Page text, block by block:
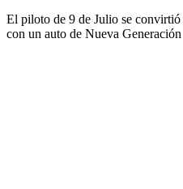
El piloto de 9 de Julio se
con un auto de Nueva Generación